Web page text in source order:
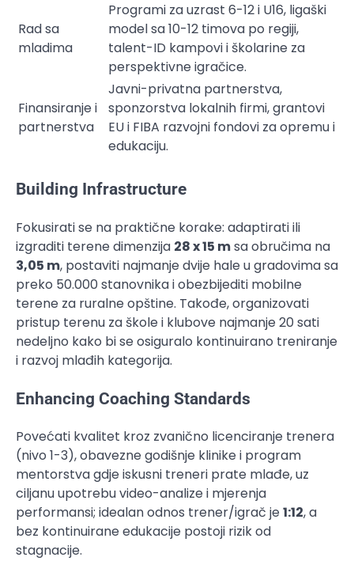
Rad sa
mladima
Programi za uzrast 6-12 i U16, ligaški
model sa 10-12 timova po regiji,
talent-ID kampovi i školarine za
perspektivne igračice.
Finansiranje i
partnerstva
Javni-privatna partnerstva,
sponzorstva lokalnih firmi, grantovi
EU i FIBA razvojni fondovi za opremu i
edukaciju.
Building Infrastructure
Fokusirati se na praktične korake: adaptirati ili
izgraditi terene dimenzija 28 x 15 msa obručima na
3,05 m, postaviti najmanje dvije hale u gradovima sa
preko 50.000 stanovnika i obezbijediti mobilne
terene za ruralne opštine. Takođe, organizovati
pristup terenu za škole i klubove najmanje 20 sati
nedeljno kako bi se osiguralo kontinuirano treniranje
i razvoj mlađih kategorija.
Enhancing Coaching Standards
Povećati kvalitet kroz zvanično licenciranje trenera
(nivo 1-3), obavezne godišnje klinike i program
mentorstva gdje iskusni treneri prate mlađe, uz
ciljanu upotrebu video-analize i mjerenja
performansi; idealan odnos trener/igrač je1:12, a
bez kontinuirane edukacije postoji rizik od
stagnacije.